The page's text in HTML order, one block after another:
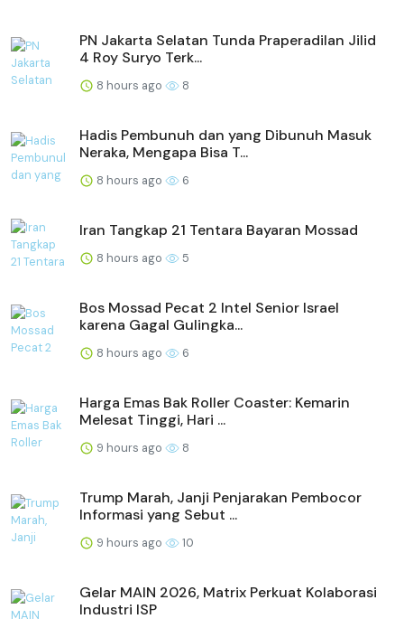
PN Jakarta Selatan Tunda Praperadilan Jilid
4 Roy Suryo Terk...
8 hours ago 8
Hadis Pembunuh dan yang Dibunuh Masuk
Neraka, Mengapa Bisa T...
8 hours ago 6
Iran Tangkap 21 Tentara Bayaran Mossad
8 hours ago 5
Bos Mossad Pecat 2 Intel Senior Israel
karena Gagal Gulingka...
8 hours ago 6
Harga Emas Bak Roller Coaster: Kemarin
Melesat Tinggi, Hari ...
9 hours ago 8
Trump Marah, Janji Penjarakan Pembocor
Informasi yang Sebut ...
9 hours ago 10
Gelar MAIN 2026, Matrix Perkuat Kolaborasi
Industri ISP